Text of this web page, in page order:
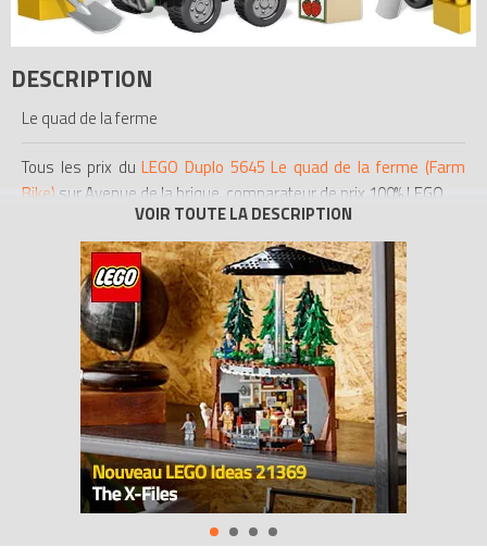
DESCRIPTION
Le quad de la ferme
Tous les prix duLEGO Duplo 5645 Le quad de la ferme (Farm
Bike) sur Avenue de la brique, comparateur de prix 100% LEGO.
Code EAN du LEGO Duplo 5645 : 5702014600713.